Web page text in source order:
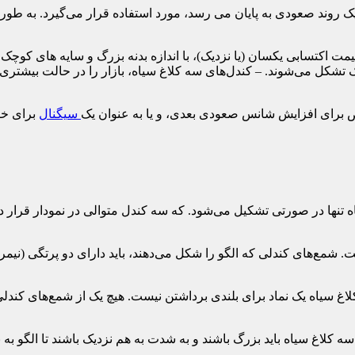
روند صعودی به پایان می رسد، مورد استفاده قرار می‌گیرد. به
اکتسابی یکسان (یا نزدیک)، با اندازه بدنه بزرگ و سایه های
تشکل می‌شوند. – کندل‌های سه کلاغ سیاه، بازار را در حالت بیشتری
برای افزایش شانس صعودی بعدی، و یا به عنوان یک سیگنال برای
در صورتی تشکیل می‌شود. که سه کندل متوالی در نمودار قرار
شمع‌های کندلی که الگو را شکل می‌دهند، باید دارای دو پرتگی
سیاه یک نماد برای بلندی برداشتن نیست. هیچ یک از شمع‌های